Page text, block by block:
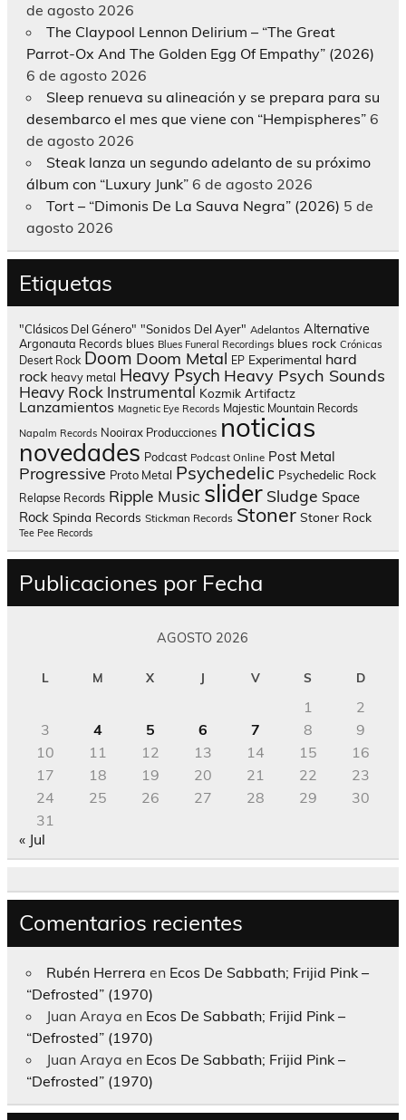
de agosto 2026
The Claypool Lennon Delirium – “The Great
Parrot-Ox And The Golden Egg Of Empathy” (2026)
6 de agosto 2026
Sleep renueva su alineación y se prepara para su
desembarco el mes que viene con “Hempispheres” 6
de agosto 2026
Steak lanza un segundo adelanto de su próximo
álbum con “Luxury Junk” 6 de agosto 2026
Tort – “Dimonis De La Sauva Negra” (2026) 5 de
agosto 2026
Etiquetas
"Clásicos Del Género" "Sonidos Del Ayer" Adelantos Alternative
Argonauta Records blues Blues Funeral Recordings blues rock Crónicas
Desert Rock Doom Doom Metal EP Experimental hard
rock heavy metal Heavy Psych Heavy Psych Sounds
Heavy Rock Instrumental Kozmik Artifactz
Lanzamientos Magnetic Eye Records Majestic Mountain Records
Napalm Records Nooirax Producciones noticias
novedades Podcast Podcast Online Post Metal
Progressive Proto Metal Psychedelic Psychedelic Rock
Relapse Records Ripple Music slider Sludge Space
Rock Spinda Records Stickman Records Stoner Stoner Rock
Tee Pee Records
Publicaciones por Fecha
AGOSTO 2026
L M X J V S D
1
2
3
4 5 6 7 8
9
10
11 12 13 14 15
16
17
18 19 20 21 22
23
24
25 26 27 28 29
30
31
« Jul
Comentarios recientes
Rubén Herrera en Ecos De Sabbath; Frijid Pink –
“Defrosted” (1970)
Juan Araya en Ecos De Sabbath; Frijid Pink –
“Defrosted” (1970)
Juan Araya en Ecos De Sabbath; Frijid Pink –
“Defrosted” (1970)